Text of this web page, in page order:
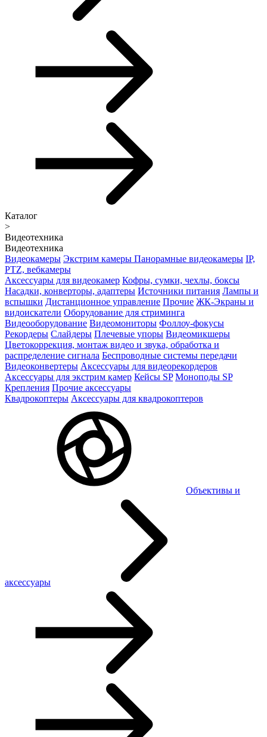
Каталог
>
Видеотехника
Видеотехника
Видеокамеры Экстрим камеры Панорамные видеокамеры IP,
PTZ, вебкамеры
Аксессуары для видеокамер Кофры, сумки, чехлы, боксы
Насадки, конверторы, адаптеры Источники питания Лампы и
вспышки Дистанционное управление Прочие ЖК-Экраны и
видоискатели Оборудование для стриминга
Видеооборудование Видеомониторы Фоллоу-фокусы
Рекордеры Слайдеры Плечевые упоры Видеомикшеры
Цветокоррекция, монтаж видео и звука, обработка и
распределение сигнала Беспроводные системы передачи
Видеоконвертеры Аксессуары для видеорекордеров
Аксессуары для экстрим камер Кейсы SP Моноподы SP
Крепления Прочие аксессуары
Квадрокоптеры Аксессуары для квадрокоптеров
Объективы и
аксессуары